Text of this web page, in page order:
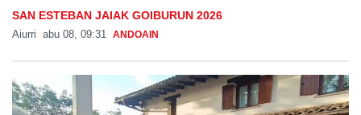
SAN ESTEBAN JAIAK GOIBURUN 2026
Aiurri abu 08, 09:31 ANDOAIN